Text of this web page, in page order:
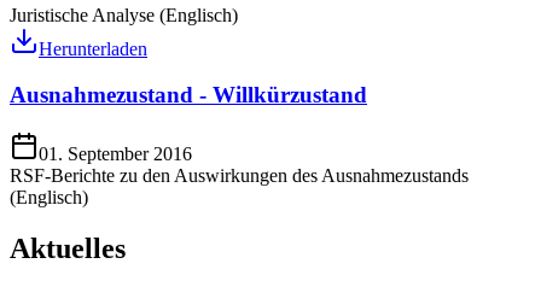
Juristische Analyse (Englisch)
Herunterladen
Ausnahmezustand - Willkürzustand
01. September 2016
RSF-Berichte zu den Auswirkungen des Ausnahmezustands
(Englisch)
Aktuelles